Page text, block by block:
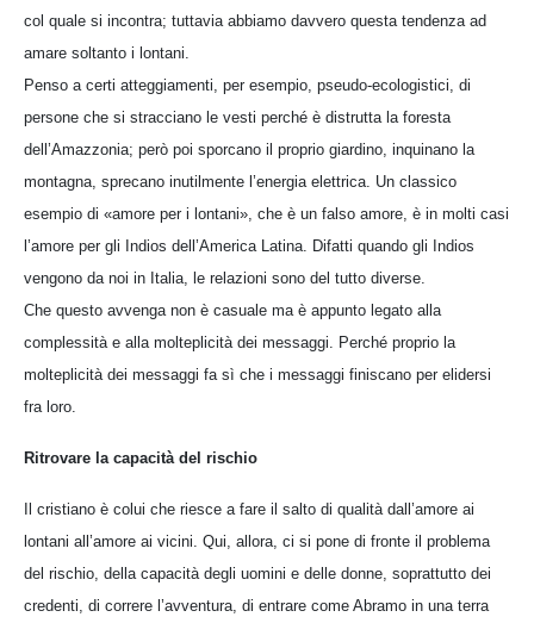
col quale si incontra; tuttavia abbiamo davvero questa tendenza ad
amare soltanto i lontani.
Penso a certi atteggiamenti, per esempio, pseudo-ecologistici, di
persone che si stracciano le vesti perché è distrutta la foresta
dell’Amazzonia; però poi sporcano il proprio giardino, inquinano la
montagna, sprecano inutilmente l’energia elettrica. Un classico
esempio di «amore per i lontani», che è un falso amore, è in molti casi
l’amore per gli Indios dell’America Latina. Difatti quando gli Indios
vengono da noi in Italia, le relazioni sono del tutto diverse.
Che questo avvenga non è casuale ma è appunto legato alla
complessità e alla molteplicità dei messaggi. Perché proprio la
molteplicità dei messaggi fa sì che i messaggi finiscano per elidersi
fra loro.
Ritrovare la capacità del rischio
Il cristiano è colui che riesce a fare il salto di qualità dall’amore ai
lontani all’amore ai vicini. Qui, allora, ci si pone di fronte il problema
del rischio, della capacità degli uomini e delle donne, soprattutto dei
credenti, di correre l’avventura, di entrare come Abramo in una terra